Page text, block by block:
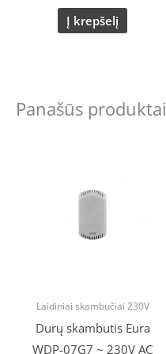
Į krepšelį
Panašūs produktai
Laidiniai skambučiai 230V
Durų skambutis Eura
WDP-07G7 ~ 230V AC